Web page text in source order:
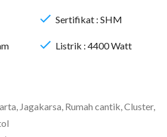
Sertifikat : SHM
Listrik : 4400Watt
Jagakarsa, Rumah cantik, Cluster,